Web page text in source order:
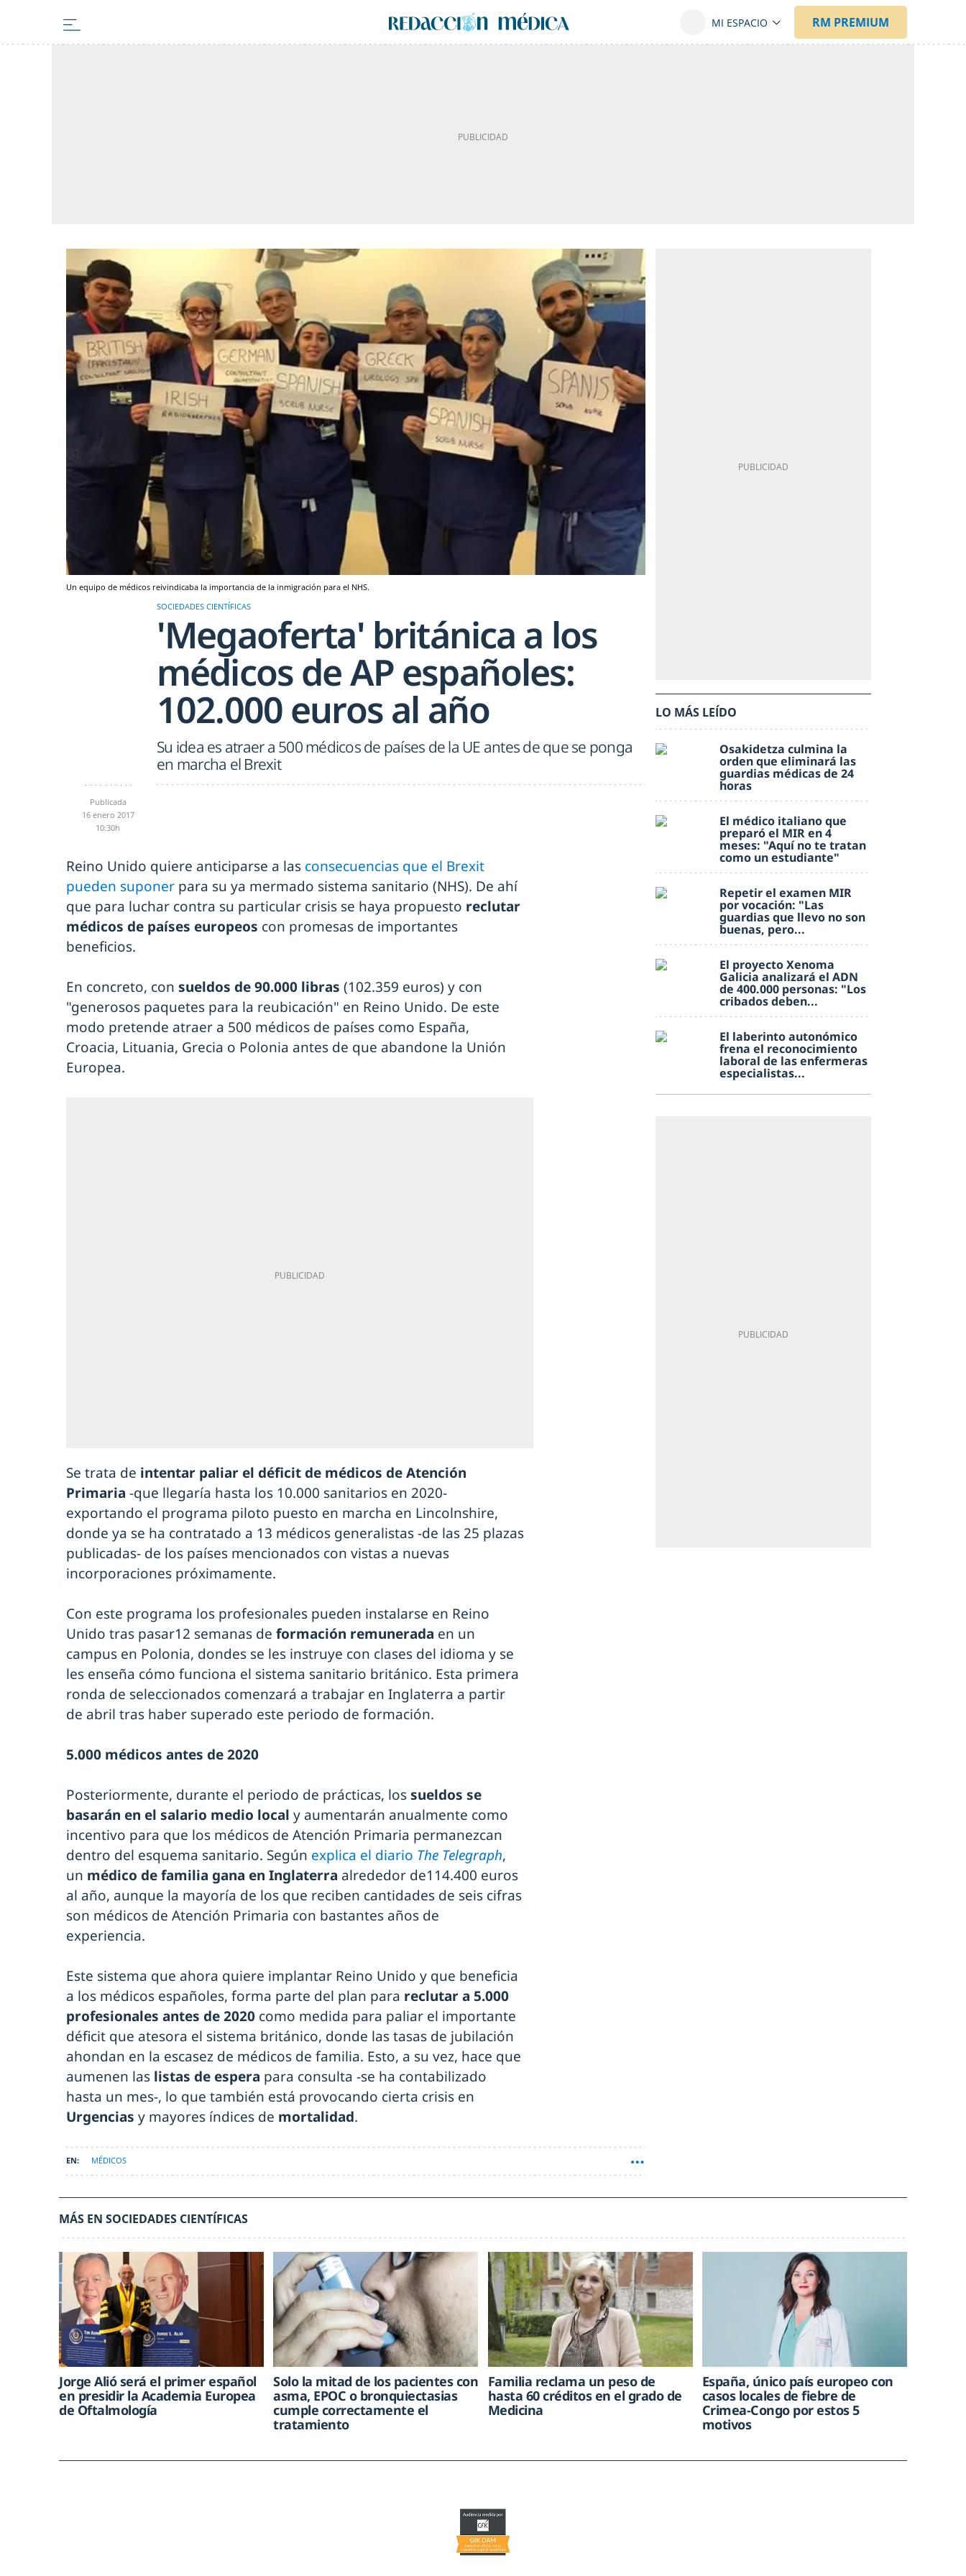
Un equipo de médicos reivindicaba la importancia de la inmigración para el NHS.
SOCIEDADES CIENTÍFICAS
'Megaoferta' británica a los
médicos de AP españoles:
102.000 euros al año
Su idea es atraer a 500 médicos de países de la UE antes de que se ponga
en marcha el Brexit
Publicada
16 enero 2017
10:30h
Reino Unido quiere anticiparse a las consecuencias que el Brexit
pueden suponer para su ya mermado sistema sanitario (NHS). De ahí
que para luchar contra su particular crisis se haya propuesto reclutar
médicos de países europeos con promesas de importantes
beneficios.
En concreto, con sueldos de 90.000 libras (102.359 euros) y con
"generosos paquetes para la reubicación" en Reino Unido. De este
modo pretende atraer a 500 médicos de países como España,
Croacia, Lituania, Grecia o Polonia antes de que abandone la Unión
Europea.
Se trata de intentar paliar el déficit de médicos de Atención
Primaria -que llegaría hasta los 10.000 sanitarios en 2020-
exportando el programa piloto puesto en marcha en Lincolnshire,
donde ya se ha contratado a 13 médicos generalistas -de las 25 plazas
publicadas- de los países mencionados con vistas a nuevas
incorporaciones próximamente.
Con este programa los profesionales pueden instalarse en Reino
Unido tras pasar12 semanas de formación remunerada en un
campus en Polonia, dondes se les instruye con clases del idioma y se
les enseña cómo funciona el sistema sanitario británico. Esta primera
ronda de seleccionados comenzará a trabajar en Inglaterra a partir
de abril tras haber superado este periodo de formación.
5.000 médicos antes de 2020
Posteriormente, durante el periodo de prácticas, lossueldos se
basarán en el salario medio local y aumentarán anualmente como
incentivo para que los médicos de Atención Primaria permanezcan
dentro del esquema sanitario. Según explica el diario The Telegraph,
un médico de familia gana en Inglaterra alrededor de114.400 euros
al año, aunque la mayoría de los que reciben cantidades de seis cifras
son médicos de Atención Primaria con bastantes años de
experiencia.
Este sistema que ahora quiere implantar Reino Unido y que beneficia
a los médicos españoles, forma parte del plan para reclutar a 5.000
profesionales antes de 2020 como medida para paliar el importante
déficit que atesora el sistema británico, donde las tasas de jubilación
ahondan en la escasez de médicos de familia. Esto, a su vez, hace que
aumenen las listas de espera para consulta -se ha contabilizado
hasta un mes-, lo que también está provocando cierta crisis en
Urgencias y mayores índices de mortalidad.
MÉDICOS
LO MÁS LEÍDO
Osakidetza culmina la
orden que eliminará las
guardias médicas de 24
horas
El médico italiano que
preparó el MIR en 4
meses: "Aquí no te tratan
como un estudiante"
Repetir el examen MIR
por vocación: "Las
guardias que llevo no son
buenas, pero...
El proyecto Xenoma
Galicia analizará el ADN
de 400.000 personas: "Los
cribados deben...
El laberinto autonómico
frena el reconocimiento
laboral de las enfermeras
especialistas...
MÁS EN SOCIEDADES CIENTÍFICAS
Jorge Alió será el primer español
en presidir la Academia Europea
de Oftalmología
Solo la mitad de los pacientes con
asma, EPOC o bronquiectasias
cumple correctamente el
tratamiento
Familia reclama un peso de
hasta 60 créditos en el grado de
Medicina
España, único país europeo con
casos locales de fiebre de
Crimea-Congo por estos 5
motivos